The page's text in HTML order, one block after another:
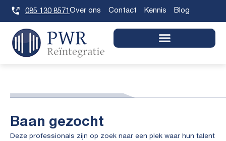
Skip
content
085 130 8571 Over ons Contact Kennis Blog
Baan gezocht
Deze professionals zijn op zoek naar een plek waar hun talent